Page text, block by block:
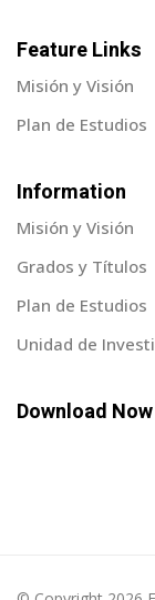
Feature Links
Misión y Visión
Plan de Estudios
Information
Misión y Visión
Grados y Títulos
Plan de Estudios
Unidad de
Download Now